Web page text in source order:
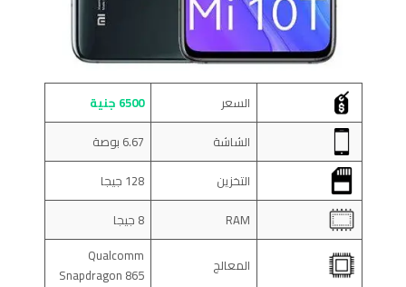
السعر
6500 جنية
الشاشة
6.67 بوصة
التخزين
128 جيجا
RAM
8 جيجا
المعالج
Qualcomm
Snapdragon 865